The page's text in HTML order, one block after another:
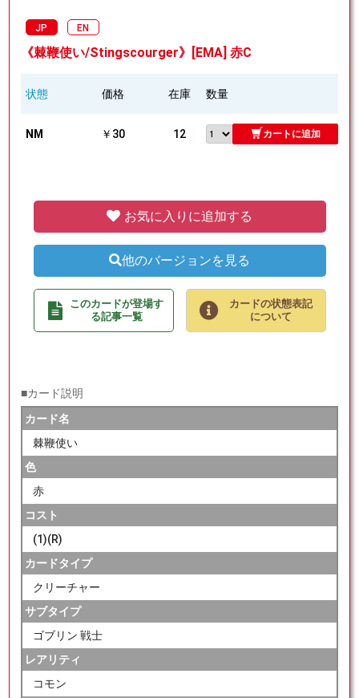
JP EN
《棘鞭使い/Stingscourger》[EMA] 赤C
状態 価格 在庫 数量
NM ￥30 12 カートに追加
お気に入りに追加する
他のバージョンを見る
このカードが登場す
る記事一覧
カードの状態表記
について
■カード説明
カード名
棘鞭使い
色
赤
コスト
(1)(R)
カードタイプ
クリーチャー
サブタイプ
ゴブリン 戦士
レアリティ
コモン